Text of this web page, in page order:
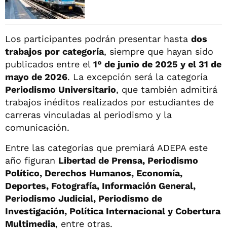
Los participantes podrán presentar hasta dos
trabajos por categoría, siempre que hayan sido
publicados entre el 1° de junio de 2025 y el 31 de
mayo de 2026. La excepción será la categoría
Periodismo Universitario, que también admitirá
trabajos inéditos realizados por estudiantes de
carreras vinculadas al periodismo y la
comunicación.
Entre las categorías que premiará ADEPA este
año figuran Libertad de Prensa, Periodismo
Político, Derechos Humanos, Economía,
Deportes, Fotografía, Información General,
Periodismo Judicial, Periodismo de
Investigación, Política Internacional y Cobertura
Multimedia, entre otras.